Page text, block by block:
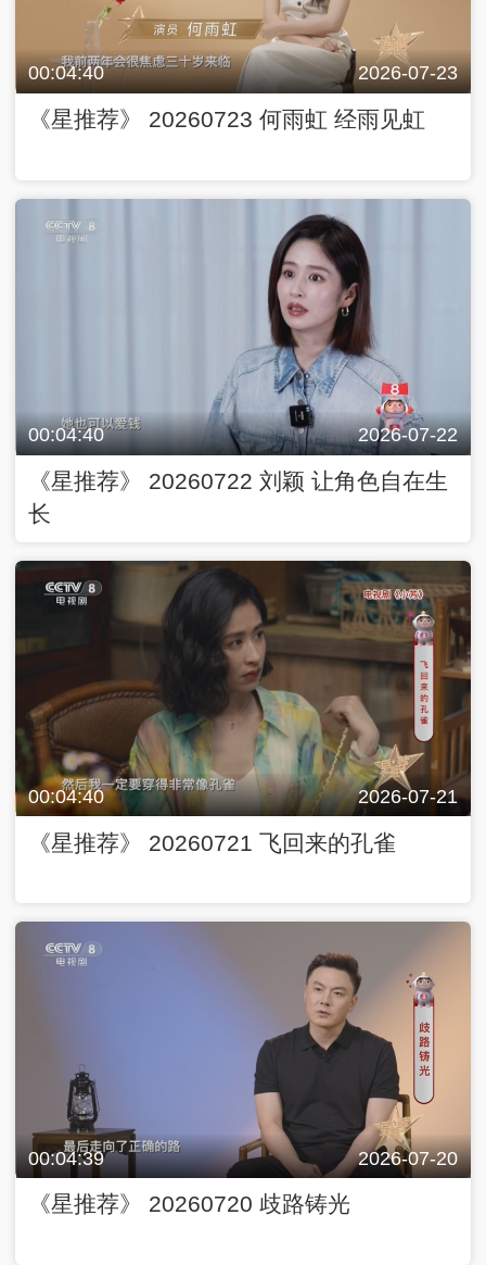
00:04:40 2026-07-23
《星推荐》 20260723 何雨虹 经雨见虹
00:04:40 2026-07-22
《星推荐》 20260722 刘颖 让角色自在生
长
00:04:40 2026-07-21
《星推荐》 20260721 飞回来的孔雀
00:04:39 2026-07-20
《星推荐》 20260720 歧路铸光